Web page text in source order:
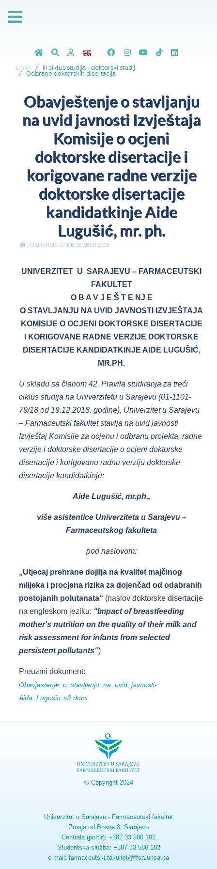
Studij
III ciklus studija - doktorski studij
Odbrane doktorskih disertacija
Obavještenje o stavljanju
na uvid javnosti Izvještaja
Komisije o ocjeni
doktorske disertacije i
korigovane radne verzije
doktorske disertacije
kandidatkinje Aide
Lugušić, mr. ph.
PUBLISHED: 17 DECEMBER 2025
UNIVERZITET U SARAJEVU – FARMACEUTSKI
FAKULTET
O B A V J E Š T E NJ E
O STAVLJANJU NA UVID JAVNOSTI IZVJEŠTAJA
KOMISIJE O OCJENI DOKTORSKE DISERTACIJE
I KORIGOVANE RADNE VERZIJE DOKTORSKE
DISERTACIJE KANDIDATKINJE AIDE LUGUŠIĆ,
MR.PH.
U skladu sa članom 42. Pravila studiranja za treći
ciklus studija na Univerzitetu u Sarajevu (01-1101-
79/18 od 19.12.2018. godine), Univerzitet u Sarajevu
– Farmaceutski fakultet stavlja na uvid javnosti
Izvještaj Komisije za ocjenu i odbranu projekta, radne
verzije i doktorske disertacije o ocjeni doktorske
disertacije i korigovanu radnu verziju doktorske
disertacije kandidatkinje:
Aide Lugušić, mr.ph.,
više asistentice Univerziteta u Sarajevu –
Farmaceutskog fakulteta
pod naslovom:
„Utjecaj prehrane dojilja na kvalitet majčinog
mlijeka i procjena rizika za dojenčad od odabranih
postojanih polutanata“ (naslov doktorske disertacije
na engleskom jeziku: “Impact of breastfeeding
mother's nutrition on the quality of their milk and
risk assessment for infants from selected
persistent pollutants“)
Preuzmi dokument:
Obavjestenje_o_stavljanju_na_uvid_javnosti-
Aida_Lugusic_v2.docx
© Copyright 2024
Univerzitet u Sarajevu - Farmaceutski fakultet
Zmaja od Bosne 8, Sarajevo
Centrala (portir): +387 33 586 192
Studentska služba: +387 33 586 182
e-mail: farmaceutski.fakultet@ffsa.unsa.ba